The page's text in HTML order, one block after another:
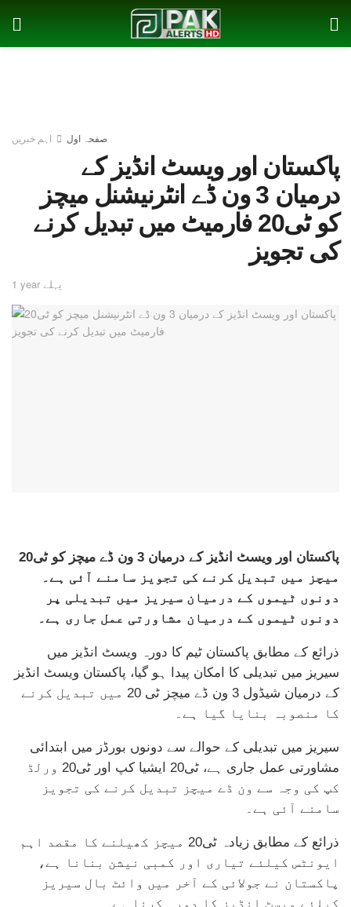
صفحہ اول اہم خبریں
پاکستان اور ویسٹ انڈیز کے
درمیان 3 ون ڈے انٹرنیشنل میچز
کو ٹی20 فارمیٹ میں تبدیل کرنے
کی تجویز
1 year پہلے
پاکستان اور ویسٹ انڈیز کے درمیان 3 ون ڈے میچز کو ٹی20
میچز میں تبدیل کرنے کی تجویز سامنے آئی ہے۔
دونوں ٹیموں کے درمیان سیریز میں تبدیلی پر
دونوں ٹیموں کے درمیان مشاورتی عمل جاری ہے۔
ذرائع کے مطابق پاکستان ٹیم کا دورہ ویسٹ انڈیز میں
سیریز میں تبدیلی کا امکان پیدا ہو گیا، پاکستان ویسٹ انڈیز
کے درمیان شیڈول 3 ون ڈے میچز ٹی 20 میں تبدیل کرنے
کا منصوبہ بنایا گیا ہے۔
سیریز میں تبدیلی کے حوالے سے دونوں بورڈز میں ابتدائی
مشاورتی عمل جاری ہے، ٹی20 ایشیا کپ اور ٹی20 ورلڈ
کپ کی وجہ سے ون ڈے میچز تبدیل کرنے کی تجویز
سامنے آئی ہے۔
ذرائع کے مطابق زیادہ ٹی20 میچز کھیلنے کا مقصد اہم
ایونٹس کیلئے تیاری اور کمبی نیشن بنانا ہے،
پاکستان نے جولائی کے آخر میں وائٹ بال سیریز
کیلئے ویسٹ انڈیز کا دورہ کرنا ہے۔